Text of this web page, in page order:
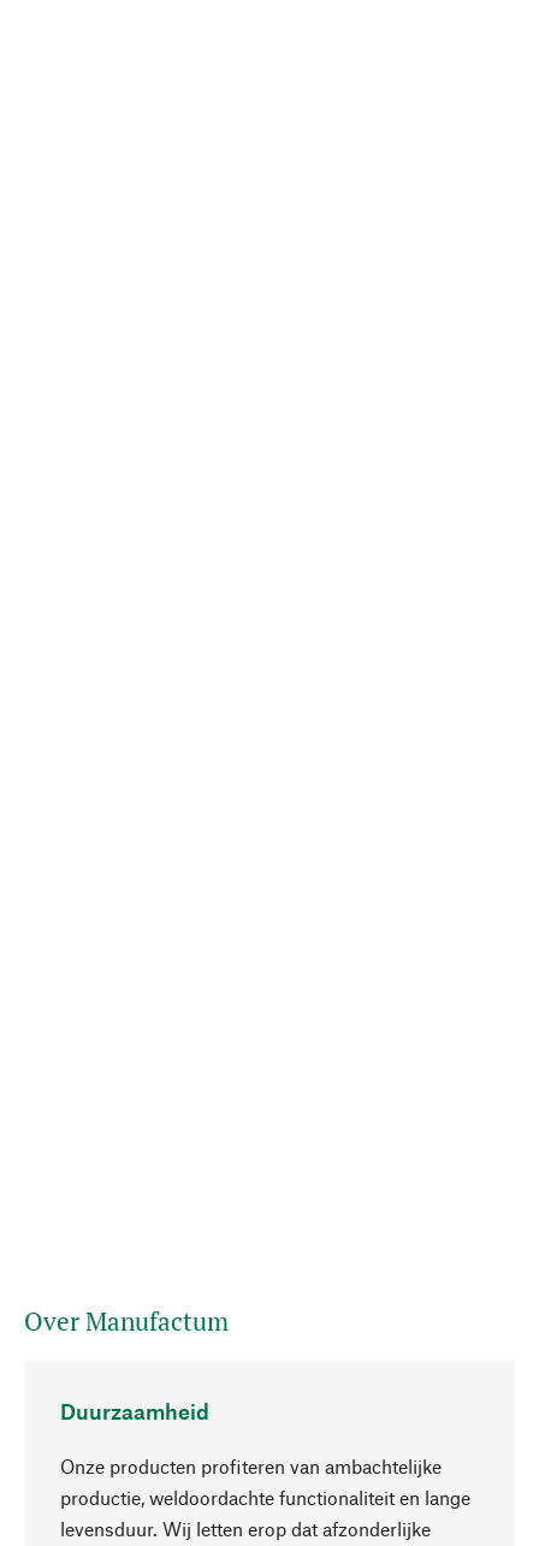
Over Manufactum
Duurzaamheid
Onze producten profiteren van ambachtelijke
productie, weldoordachte functionaliteit en lange
levensduur. Wij letten erop dat afzonderlijke